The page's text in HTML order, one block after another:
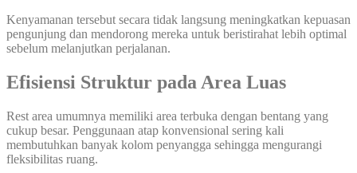
Kenyamanan tersebut secara tidak langsung meningkatkan kepuasan
pengunjung dan mendorong mereka untuk beristirahat lebih optimal
sebelum melanjutkan perjalanan.
Efisiensi Struktur pada Area Luas
Rest area umumnya memiliki area terbuka dengan bentang yang
cukup besar. Penggunaan atap konvensional sering kali
membutuhkan banyak kolom penyangga sehingga mengurangi
fleksibilitas ruang.